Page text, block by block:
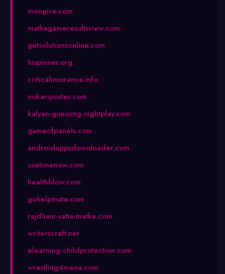
mongive.com
matkagameresultsview.com
getsolutionsonline.com
hispinner.org
criticalinsurance.info
nokariposter.com
kalyan-guessing-nightplay.com
gameofpanels.com
androidappsdownloader.com
usetimenow.com
healthblow.com
gohelpmate.com
rajdhani-satta-matka.com
writerscraft.net
elearning-childprotection.com
wrestling4mena.com